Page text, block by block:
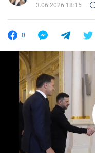
3.06.2026 18:15
0